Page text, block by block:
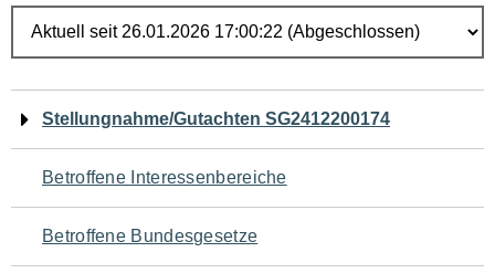
Navigation
für
den
Seiteninhalt
Stellungnahme/Gutachten SG2412200174
Betroffene Interessenbereiche
Betroffene Bundesgesetze